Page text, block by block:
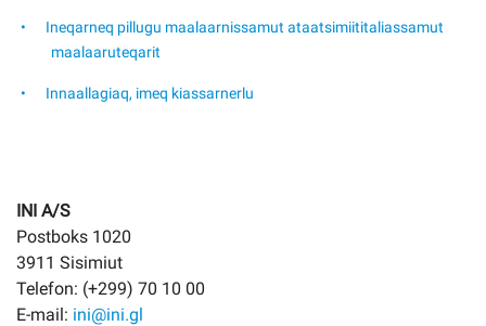
Ineqarneq pillugu maalaarnissamut ataatsimiititaliassamut
maalaaruteqarit
Innaallagiaq, imeq kiassarnerlu
INI A/S
Postboks 1020
3911 Sisimiut
Telefon: (+299) 70 10 00
E-mail: ini@ini.gl